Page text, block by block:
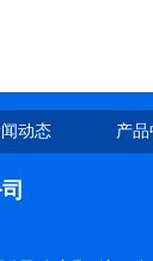
动态 产